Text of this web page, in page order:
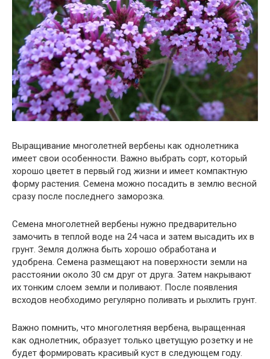
Выращивание многолетней вербены как однолетника
имеет свои особенности. Важно выбрать сорт, который
хорошо цветет в первый год жизни и имеет компактную
форму растения. Семена можно посадить в землю весной
сразу после последнего заморозка.
Семена многолетней вербены нужно предварительно
замочить в теплой воде на 24 часа и затем высадить их в
грунт. Земля должна быть хорошо обработана и
удобрена. Семена размещают на поверхности земли на
расстоянии около 30 см друг от друга. Затем накрывают
их тонким слоем земли и поливают. После появления
всходов необходимо регулярно поливать и рыхлить грунт.
Важно помнить, что многолетняя вербена, выращенная
как однолетник, образует только цветущую розетку и не
будет формировать красивый куст в следующем году.